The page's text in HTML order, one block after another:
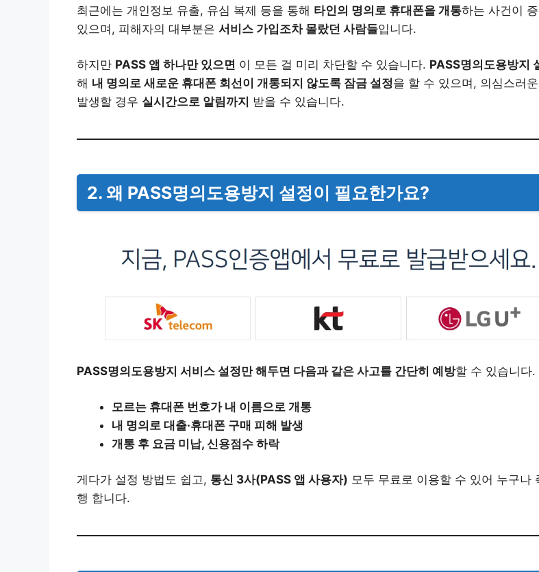
최근에는 개인정보 유출, 유심 복제 등을 통해 타인의 명의로 휴대폰을 개통하는 사건이
있으며, 피해자의 대부분은 서비스 가입조차 몰랐던 사람들입니다.
하지만 PASS 앱 하나만 있으면 이 모든 걸 미리 차단할 수 있습니다. PASS명의도용방지
해 내 명의로 새로운 휴대폰 회선이 개통되지 않도록 잠금 설정을 할 수 있으며, 의심스러
발생할 경우 실시간으로 알림까지 받을 수 있습니다.
2. 왜 PASS명의도용방지 설정이 필요한가요?
PASS명의도용방지 서비스 설정만 해두면 다음과 같은 사고를 간단히 예방할 수 있습니다.
모르는 휴대폰 번호가 내 이름으로 개통
내 명의로 대출·휴대폰 구매 피해 발생
개통 후 요금 미납, 신용점수 하락
게다가 설정 방법도 쉽고, 통신 3사(PASS 앱 사용자) 모두 무료로 이용할 수 있어 누구나
행 합니다.